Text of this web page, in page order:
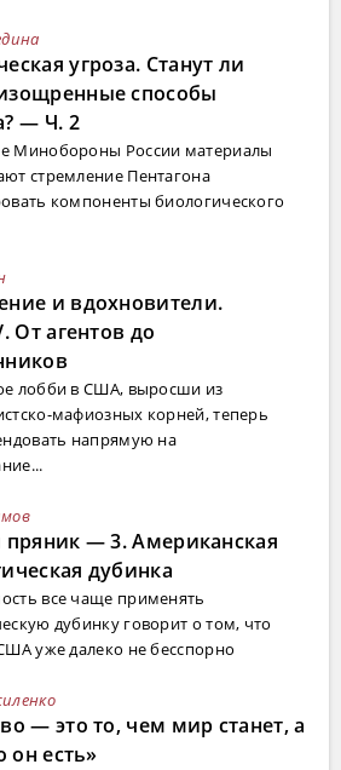
угроза. Станут ли
способы
— Ч. 2
Минобороны России материалы
стремление Пентагона
компоненты биологического
и вдохновители.
От агентов до
лобби в США, выросши из
мафиозных корней, теперь
напрямую на
пряник — 3. Американская
дубинка
все чаще применять
дубинку говорит о том, что
уже далеко не бесспорно
— это то, чем мир станет, а
он есть»